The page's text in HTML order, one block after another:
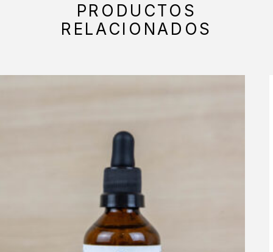
PRODUCTOS
RELACIONADOS